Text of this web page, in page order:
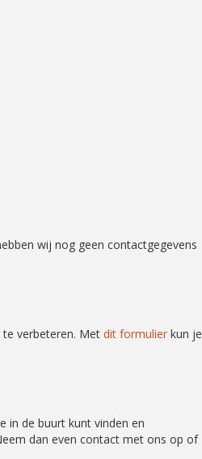
wij nog geen contactgegevens
verbeteren. Met dit formulier kun je
in de buurt kunt vinden en
dan even contact met ons op of